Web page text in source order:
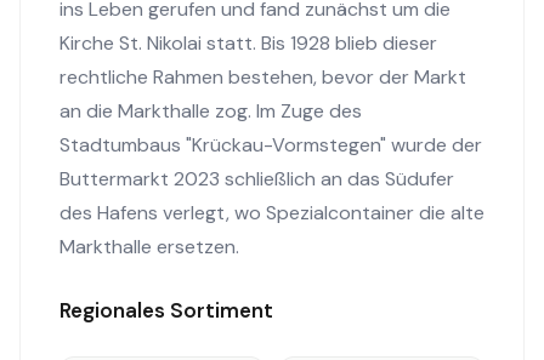
ins Leben gerufen und fand zunächst um die
Kirche St. Nikolai statt. Bis 1928 blieb dieser
rechtliche Rahmen bestehen, bevor der Markt
an die Markthalle zog. Im Zuge des
Stadtumbaus "Krückau-Vormstegen" wurde der
Buttermarkt 2023 schließlich an das Südufer
des Hafens verlegt, wo Spezialcontainer die alte
Markthalle ersetzen.
Regionales Sortiment